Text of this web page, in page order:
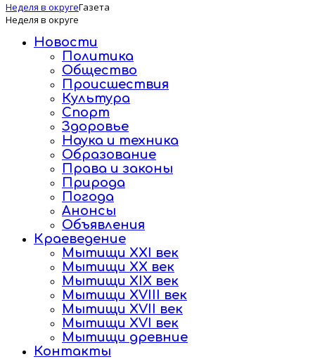
Неделя в округеГазета
Неделя в округе
Новости
Политика
Общество
Происшествия
Культура
Спорт
Здоровье
Наука и техника
Образование
Права и законы
Природа
Погода
Анонсы
Объявления
Краеведение
Мытищи XXI век
Мытищи XX век
Мытищи XIX век
Мытищи XVIII век
Мытищи XVII век
Мытищи XVI век
Мытищи древние
Контакты